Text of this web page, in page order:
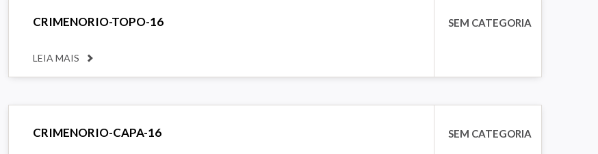
CRIMENORIO-TOPO-16
LEIA MAIS
SEM CATEGORIA
CRIMENORIO-CAPA-16 SEM CATEGORIA